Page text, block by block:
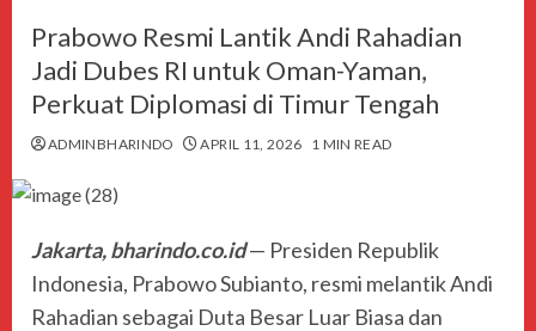
Prabowo Resmi Lantik Andi Rahadian
Jadi Dubes RI untuk Oman-Yaman,
Perkuat Diplomasi di Timur Tengah
ADMINBHARINDO APRIL 11, 2026 1 MIN READ
Jakarta, bharindo.co.id— Presiden Republik
Indonesia, Prabowo Subianto, resmi melantik Andi
Rahadian sebagai Duta Besar Luar Biasa dan